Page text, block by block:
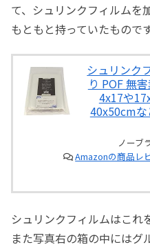
て、シュリンクフィルムを
もともと持っていたものです
シュリンク
り POF 無
4x17や
40x50cm
ノーブ
Amazonの商品レ
シュリンクフィルムはこれ
また写真右の箱の中にはグ